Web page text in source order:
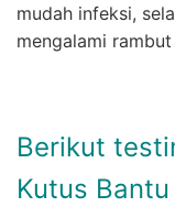
mudah infeksi,
mengalami
Berikut
Kutus